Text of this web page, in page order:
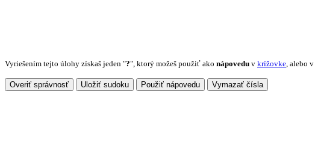
Vyriešením tejto úlohy získaš jeden "?", ktorý možeš použiť ako nápovedu v krížovke, alebo v